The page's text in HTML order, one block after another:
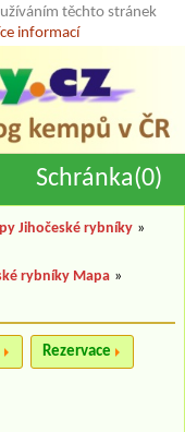
těchto stránek
informací
Schránka(0)
Jihočeské rybníky »
rybníky Mapa »
Rezervace